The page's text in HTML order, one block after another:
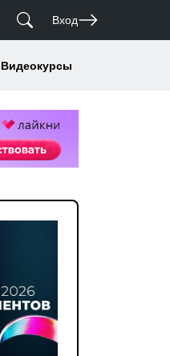
Вход
Видеокурсы